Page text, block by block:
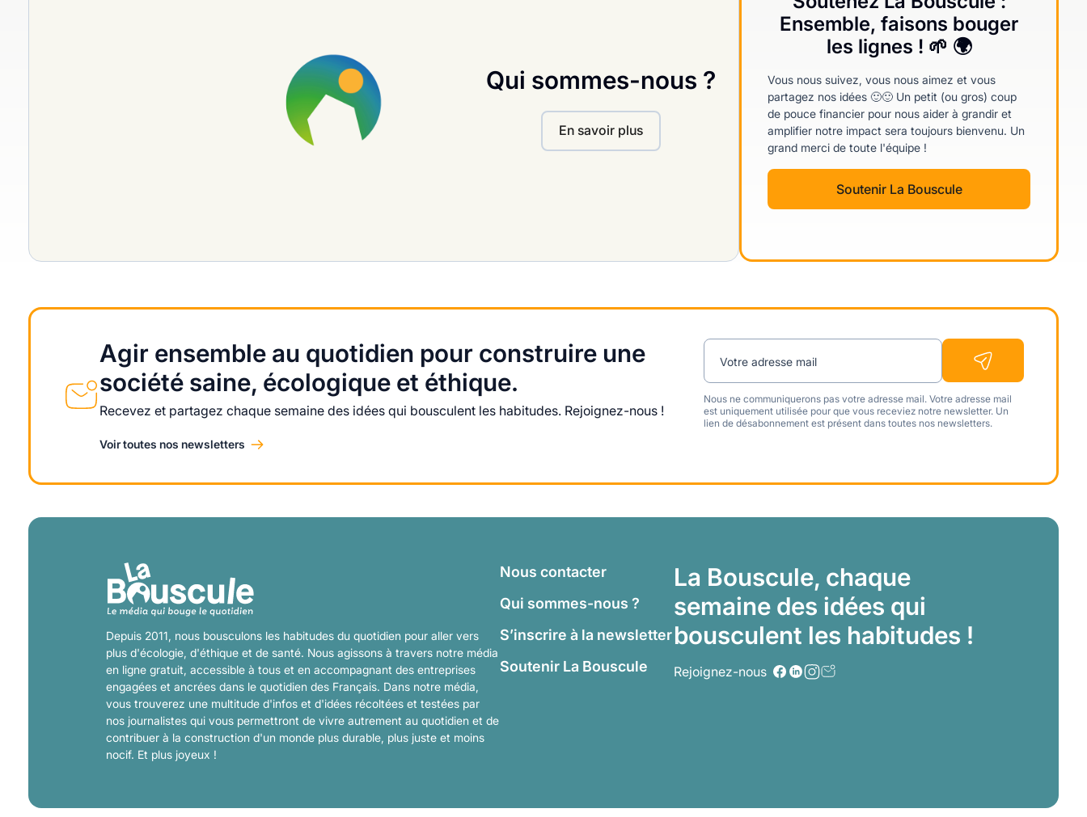
Qui sommes-nous ?
En savoir plus
Ensemble, faisons bouger
les lignes ! 🌱 🌍
Vous nous suivez, vous nous aimez et vous
partagez nos idées 🙂🙂 Un petit (ou gros) coup
de pouce financier pour nous aider à grandir et
amplifier notre impact sera toujours bienvenu. Un
grand merci de toute l'équipe !
Soutenir La Bouscule
Agir ensemble au quotidien pour construire une
société saine, écologique et éthique.
Recevez et partagez chaque semaine des idées qui bousculent les habitudes. Rejoignez-nous !
Voir toutes nos newsletters
Votre adresse mail
Nous ne communiquerons pas votre adresse mail. Votre adresse mail
est uniquement utilisée pour que vous receviez notre newsletter. Un
lien de désabonnement est présent dans toutes nos newsletters.
Depuis 2011, nous bousculons les habitudes du quotidien pour aller vers
plus d'écologie, d'éthique et de santé. Nous agissons à travers notre média
en ligne gratuit, accessible à tous et en accompagnant des entreprises
engagées et ancrées dans le quotidien des Français. Dans notre média,
vous trouverez une multitude d'infos et d'idées récoltées et testées par
nos journalistes qui vous permettront de vivre autrement au quotidien et de
contribuer à la construction d'un monde plus durable, plus juste et moins
nocif. Et plus joyeux !
Nous contacter
Qui sommes-nous ?
S’inscrire à la newsletter
Soutenir La Bouscule
La Bouscule, chaque
semaine des idées qui
bousculent les habitudes !
Rejoignez-nous